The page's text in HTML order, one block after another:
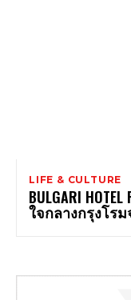
LIFE & CULTURE
BULGARI
ใจกลางกรุงโรม